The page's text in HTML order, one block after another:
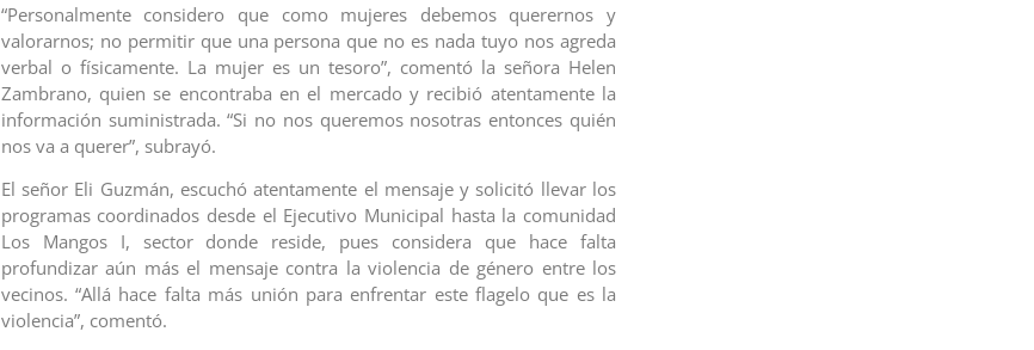
“Personalmente considero que como mujeres debemos querernos y
valorarnos; no permitir que una persona que no es nada tuyo nos agreda
verbal o físicamente. La mujer es un tesoro”, comentó la señora Helen
Zambrano, quien se encontraba en el mercado y recibió atentamente la
información suministrada. “Si no nos queremos nosotras entonces quién
nos va a querer”, subrayó.
El señor Eli Guzmán, escuchó atentamente el mensaje y solicitó llevar los
programas coordinados desde el Ejecutivo Municipal hasta la comunidad
Los Mangos I, sector donde reside, pues considera que hace falta
profundizar aún más el mensaje contra la violencia de género entre los
vecinos. “Allá hace falta más unión para enfrentar este flagelo que es la
violencia”, comentó.